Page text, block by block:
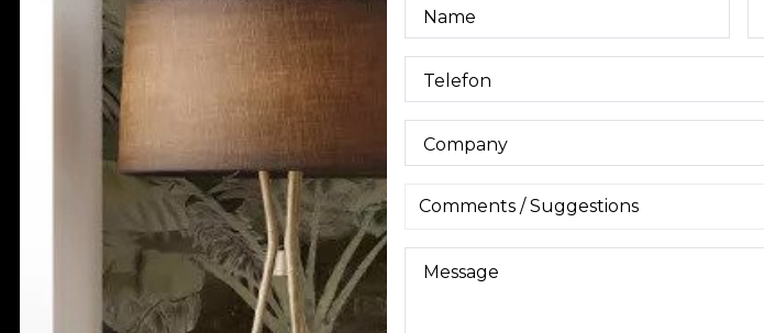
Name
Telefon
Company
Message